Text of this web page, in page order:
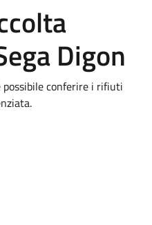
Digon
conferire i rifiuti